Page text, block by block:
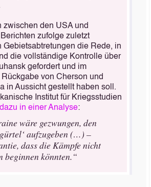
zwischen den USA und
zufolge zuletzt
Gebietsabtretungen die Rede, in
die vollständige Kontrolle über
gefordert und im
von Cherson und
in Aussicht gestellt haben soll.
Institut für Kriegsstudien
in einer Analyse:
wäre gezwungen, den
aufzugeben (…) –
dass die Kämpfe nicht
beginnen könnten.“